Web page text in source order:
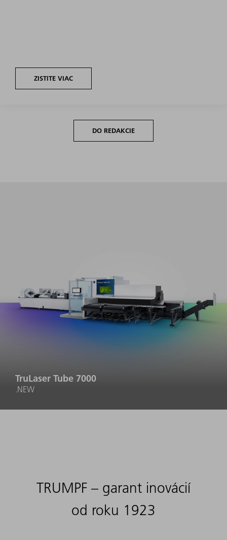
ZISTITE VIAC
DO REDAKCIE
TruLaser Tube 7000
.NEW
TRUMPF – garant inovácií
od roku 1923